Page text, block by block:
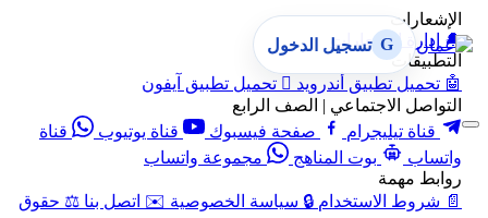
الإشعارات
🔔 إدارة الإشعارات
التطبيقات
🤖 تحميل تطبيق أندرويد  تحميل تطبيق آيفون
التواصل الاجتماعي | الصف الرابع
قناة تيليجرام
صفحة فيسبوك قناة يوتيوب
قناة
واتساب
بوت المناهج
مجموعة واتساب
روابط مهمة
📄 شروط الاستخدام 🔒 سياسة الخصوصية ✉️ اتصل بنا ⚖️ حقوق
G تسجيل الدخول